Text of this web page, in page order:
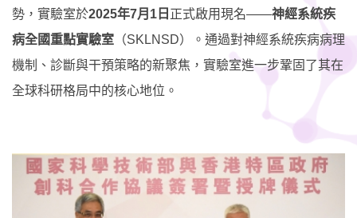
勢，實驗室於2025年7月 1 日 正式啟用現名——神經系統疾
病全國重點實驗室 （SKLNSD）。通過對神經系統疾病病理
機制、診斷與干預策略的新聚焦，實驗室進一步鞏固了其在
全球科研格局中的核心地位。
Right
Column
Image
Image